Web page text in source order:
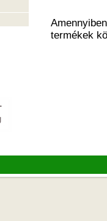
termékek